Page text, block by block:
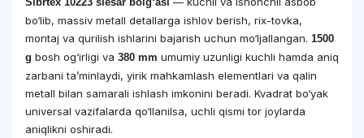
bo‘lib, massiv metall detallarga ishlov berish, rix-tovka,
montaj va qurilish ishlarini bajarish uchun mo‘ljallangan. 1500
g bosh og‘irligi va 380 mm umumiy uzunligi kuchli hamda aniq
zarbani ta’minlaydi, yirik mahkamlash elementlari va qalin
metall bilan samarali ishlash imkonini beradi. Kvadrat bo‘yak
universal vazifalarda qo‘llanilsa, uchli qismi tor joylarda
aniqlikni oshiradi.